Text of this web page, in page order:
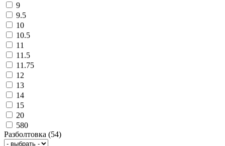
9
9.5
10
10.5
11
11.5
11.75
12
13
14
15
20
580
Разболтовка (54)